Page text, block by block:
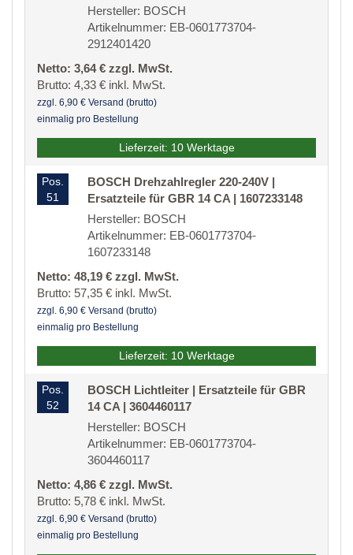
Hersteller: BOSCH
Artikelnummer: EB-0601773704-
2912401420
Netto: 3,64 € zzgl. MwSt.
Brutto: 4,33 € inkl. MwSt.
zzgl. 6,90 € Versand (brutto)
einmalig pro Bestellung
Lieferzeit: 10 Werktage
Pos.
51
BOSCH Drehzahlregler 220-240V |
Ersatzteile für GBR 14 CA | 1607233148
Hersteller: BOSCH
Artikelnummer: EB-0601773704-
1607233148
Netto: 48,19 € zzgl. MwSt.
Brutto: 57,35 € inkl. MwSt.
zzgl. 6,90 € Versand (brutto)
einmalig pro Bestellung
Lieferzeit: 10 Werktage
Pos.
52
BOSCH Lichtleiter | Ersatzteile für GBR
14 CA | 3604460117
Hersteller: BOSCH
Artikelnummer: EB-0601773704-
3604460117
Netto: 4,86 € zzgl. MwSt.
Brutto: 5,78 € inkl. MwSt.
zzgl. 6,90 € Versand (brutto)
einmalig pro Bestellung